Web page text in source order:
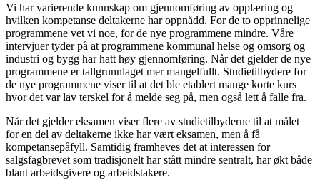
Vi har varierende kunnskap om gjennomføring av opplæring og
hvilken kompetanse deltakerne har oppnådd. For de to opprinnelige
programmene vet vi noe, for de nye programmene mindre. Våre
intervjuer tyder på at programmene kommunal helse og omsorg og
industri og bygg har hatt høy gjennomføring. Når det gjelder de nye
programmene er tallgrunnlaget mer mangelfullt. Studietilbydere for
de nye programmene viser til at det ble etablert mange korte kurs
hvor det var lav terskel for å melde seg på, men også lett å falle fra.
Når det gjelder eksamen viser flere av studietilbyderne til at målet
for en del av deltakerne ikke har vært eksamen, men å få
kompetansepåfyll. Samtidig framheves det at interessen for
salgsfagbrevet som tradisjonelt har stått mindre sentralt, har økt både
blant arbeidsgivere og arbeidstakere.